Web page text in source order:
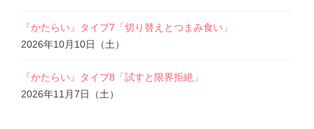
『かたらい』タイプ7「切り替えとつまみ食い」
2026年10月10日（土）
『かたらい』タイプ8「試すと限界拒絶」
2026年11月7日（土）